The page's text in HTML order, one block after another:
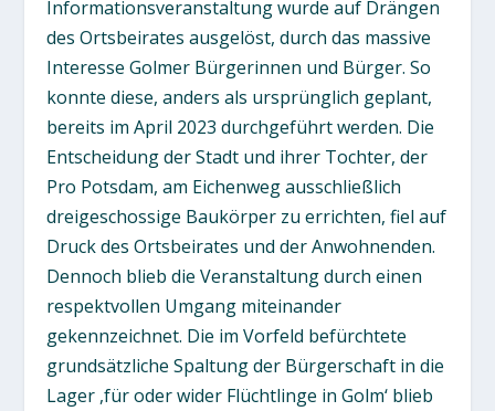
Informationsveranstaltung wurde auf Drängen
des Ortsbeirates ausgelöst, durch das massive
Interesse Golmer Bürgerinnen und Bürger. So
konnte diese, anders als ursprünglich geplant,
bereits im April 2023 durchgeführt werden. Die
Entscheidung der Stadt und ihrer Tochter, der
Pro Potsdam, am Eichenweg ausschließlich
dreigeschossige Baukörper zu errichten, fiel auf
Druck des Ortsbeirates und der Anwohnenden.
Dennoch blieb die Veranstaltung durch einen
respektvollen Umgang miteinander
gekennzeichnet. Die im Vorfeld befürchtete
grundsätzliche Spaltung der Bürgerschaft in die
Lager ,für oder wider Flüchtlinge in Golm‘ blieb